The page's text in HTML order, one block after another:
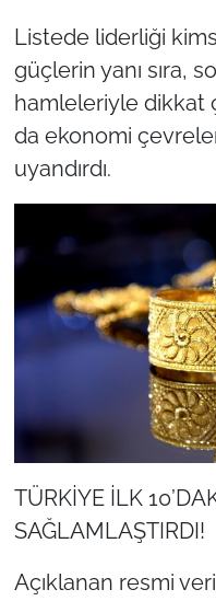
Listede liderliği
güçlerin yanı sıra,
hamleleriyle dikkat
da ekonomi
uyandırdı.
TÜRKİYE İLK
SAĞLAMLAŞTIRDI!
Açıklanan resmi